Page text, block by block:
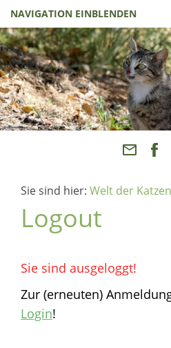
NAVIGATION EINBLENDEN
Sie sind hier: Welt der Katzen
Logout
Sie sind ausgeloggt!
Zur (erneuten)
Login!